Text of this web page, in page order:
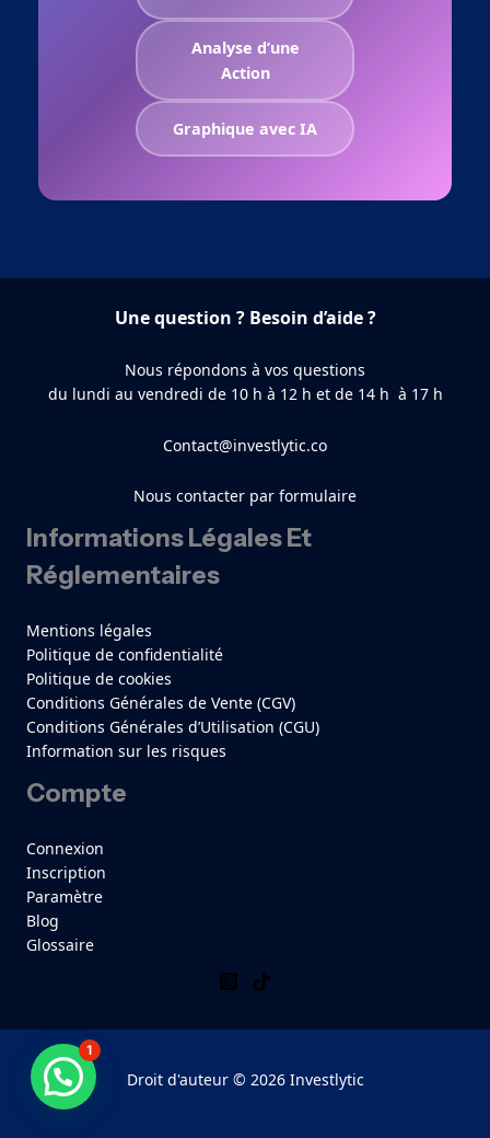
Analyse d’une
Action
Graphique avec IA
Une question ? Besoin d’aide ?
Nous répondons à vos questions
du lundi au vendredi de 10 h à 12 h et de 14 h à 17 h
Contact@investlytic.co
Nous contacter par formulaire
Informations Légales Et
Réglementaires
Mentions légales
Politique de confidentialité
Politique de cookies
Conditions Générales de Vente (CGV)
Conditions Générales d’Utilisation (CGU)
Information sur les risques
Compte
Connexion
Inscription
Paramètre
Blog
Glossaire
Droit d'auteur © 2026 Investlytic
Besoin d'aide ?
1